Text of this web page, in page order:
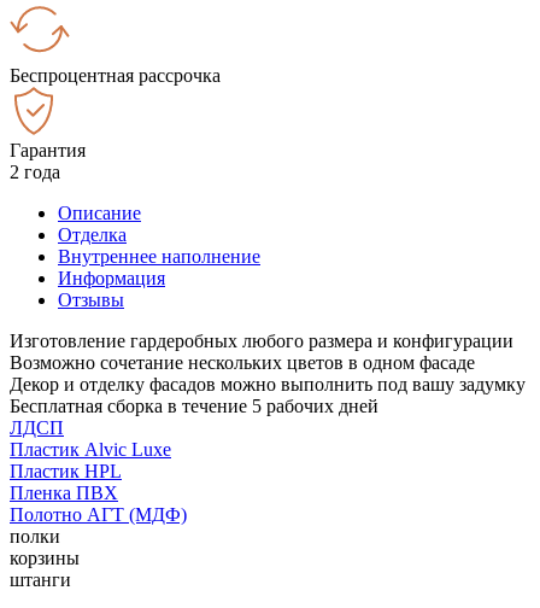
Беспроцентная рассрочка
Гарантия
2 года
Описание
Отделка
Внутреннее наполнение
Информация
Отзывы
Изготовление гардеробных любого размера и конфигурации
Возможно сочетание нескольких цветов в одном фасаде
Декор и отделку фасадов можно выполнить под вашу задумку
Бесплатная сборка в течение 5 рабочих дней
ЛДСП
Пластик Alvic Luxe
Пластик HPL
Пленка ПВХ
Полотно АГТ (МДФ)
полки
корзины
штанги